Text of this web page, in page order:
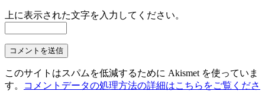
上に表示された文字を入力してください。
このサイトはスパムを低減するために Akismet を使っていま
す。
コメントデータの処理方法の詳細はこちらをご覧くださ